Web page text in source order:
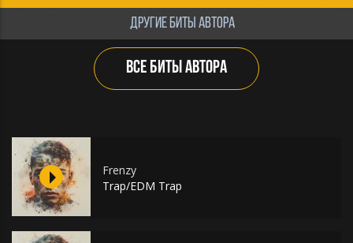
ДРУГИЕ БИТЫ АВТОРА
ВСЕ БИТЫ АВТОРА
Frenzy
Trap/EDM Trap